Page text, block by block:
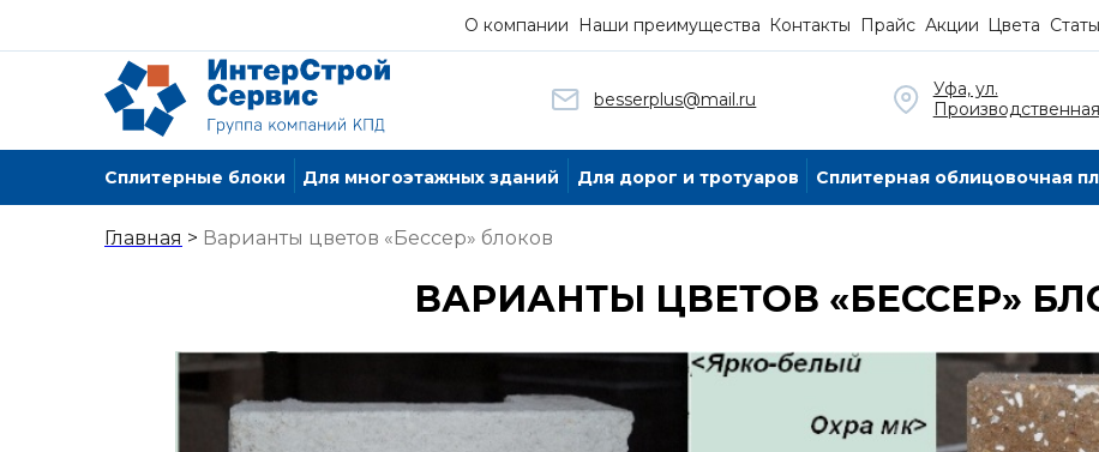
О компании Наши преимущества Контакты Прайс Акции Цвета
besserplus@mail.ru
Уфа, ул.
Сплитерные блоки Для многоэтажных зданий Для дорог и тротуаров Сплитерная облицовочная
Главная > Варианты цветов «Бессер» блоков
ВАРИАНТЫ ЦВЕТОВ «БЕССЕР»